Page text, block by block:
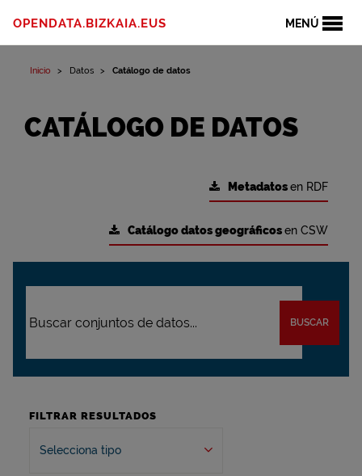
MENÚ
OPENDATA.BIZKAIA.EUS
Inicio Datos Catálogo de datos
CATÁLOGO DE DATOS
Metadatosen RDF
Catálogo datos geográficosen CSW
BUSCAR
FILTRAR RESULTADOS
Selecciona tipo